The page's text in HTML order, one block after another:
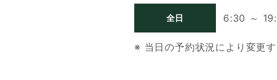
全日 6:30 ～
※ 当日の予約状況により変更